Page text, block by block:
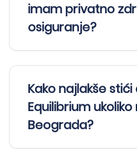
imam privatno
osiguranje?
Kako najlakše stići
Equilibrium ukoliko
Beograda?